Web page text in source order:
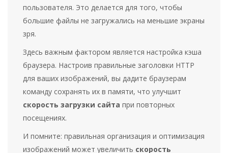
пользователя. Это делается для того, чтобы
большие файлы не загружались на меньшие экраны
зря.
Здесь важным фактором является настройка кэша
браузера. Настроив правильные заголовки HTTP
для ваших изображений, вы дадите браузерам
команду сохранять их в памяти, что улучшит
скорость загрузки сайта при повторных
посещениях.
И помните: правильная организация и оптимизация
изображений может увеличить скорость